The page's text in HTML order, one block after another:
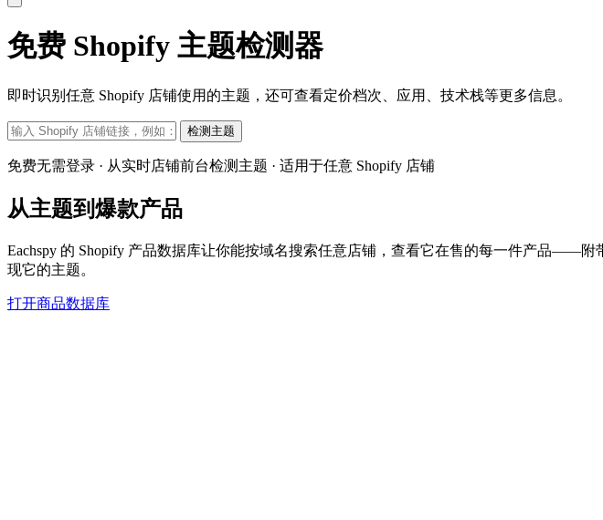
免费 Shopify 主题检测器
即时识别任意 Shopify 店铺使用的主题，还可查看定价档次、应用、技术栈等更多信息。
检测主题
免费无需登录 · 从实时店铺前台检测主题 · 适用于任意 Shopify 店铺
从主题到爆款产品
Eachspy 的 Shopify 产品数据库让你能按域名搜索任意店铺，查看它在售的每一件产品——
现它的主题。
打开商品数据库